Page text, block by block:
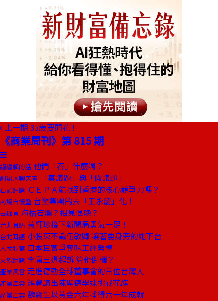
上一期 35歲要開花！
《商業周刊》第 815 期
總編輯的話 他們「吞」什麼啊？
創辦人聊天室 「真議題」與「假議題」
石頭評論 ＣＥＰＡ能找到香港的核心競爭力嗎？
商場自慢塾 台塑集團的去「王永慶」化！
去梯言 海枯石爛？相見恨晚？
台北耳語 黃輝珍接下新聞局勇氣十足！
台北耳語 小股東不識伍敏卿 嚷著要身旁的她下台
人物特寫 日本巨富爭奪味王經營權
火線話題 李庸三遭起訴 算他倒楣？
產業風雲 走進德勤全球董事會的首位台灣人
產業風雲 滙豐請出陳聖德學妹挑戰花旗
產業風雲 魏寶生以黃金六年掙得六十年成就